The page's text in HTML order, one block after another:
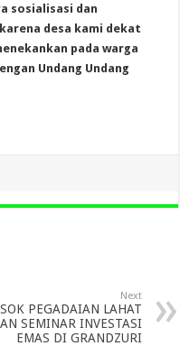
sosialisasi dan
desa kami dekat
pada warga
Undang Undang
Next
PEGADAIAN LAHAT
SEMINAR INVESTASI
EMAS DI GRANDZURI